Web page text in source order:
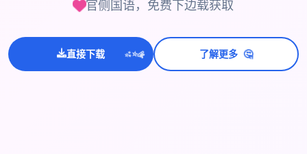
官侧国语，免费下边载获取
直接下载 ✨⭐💫 了解更多 🤔